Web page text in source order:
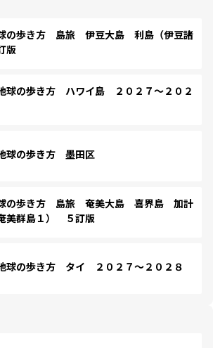
の歩き方 島旅 伊豆大島 利島（伊豆諸
版
球の歩き方 ハワイ島 ２０２７～２０２
球の歩き方 墨田区
の歩き方 島旅 奄美大島 喜界島 加計
美群島１） ５訂版
球の歩き方 タイ ２０２７～２０２８